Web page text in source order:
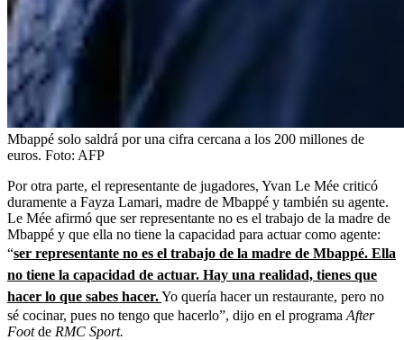
Mbappé solo saldrá por una cifra cercana a los 200 millones de
euros. Foto: AFP
Por otra parte, el representante de jugadores, Yvan Le Mée criticó
duramente a Fayza Lamari, madre de Mbappé y también su agente.
Le Mée afirmó que ser representante no es el trabajo de la madre de
Mbappé y que ella no tiene la capacidad para actuar como agente:
“ser representante no es el trabajo de la madre de Mbappé. Ella
no tiene la capacidad de actuar. Hay una realidad, tienes que
hacer lo que sabes hacer.Yo quería hacer un restaurante, pero no
sé cocinar, pues no tengo que hacerlo”, dijo en el programa After
Footde RMC Sport.